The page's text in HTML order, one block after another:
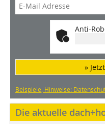
Anti-
»
Beispiele, Hinweise:
Die aktuelle